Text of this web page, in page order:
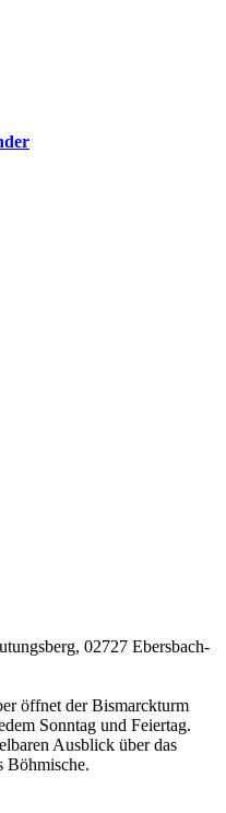
02727 Ebersbach-
öffnet der Bismarckturm
Sonntag und Feiertag.
Ausblick über das
Böhmische.